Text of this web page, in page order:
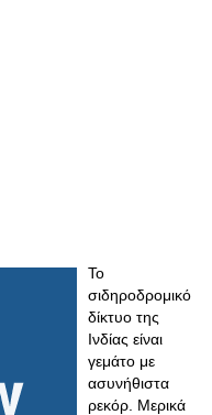
Το
σιδηροδρομικό
δίκτυο της
Ινδίας είναι
γεμάτο με
ασυνήθιστα
ρεκόρ. Μερικά